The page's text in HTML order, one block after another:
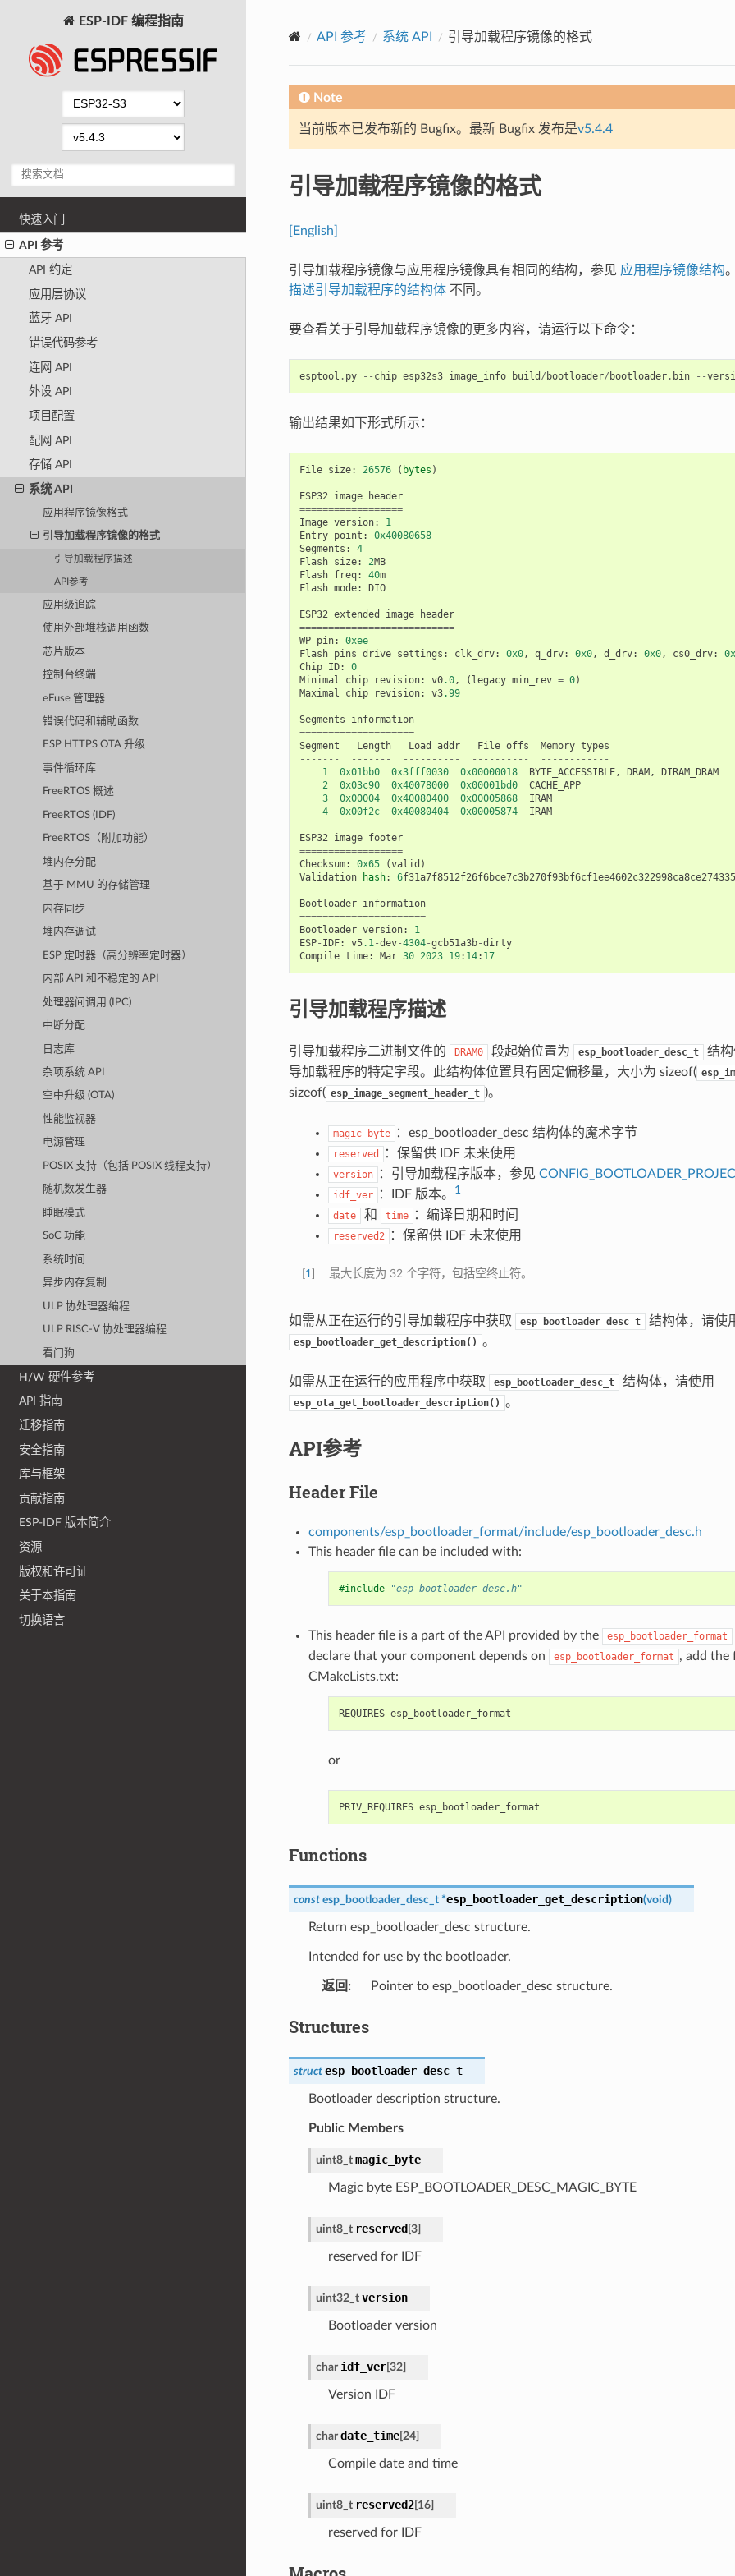
ESP-IDF 编程指南
快速入门
API 参考
API 约定
应用层协议
蓝牙 API
错误代码参考
连网 API
外设 API
项目配置
配网 API
存储 API
系统 API
应用程序镜像格式
引导加载程序镜像的格式
引导加载程序描述
API参考
应用级追踪
使用外部堆栈调用函数
芯片版本
控制台终端
eFuse 管理器
错误代码和辅助函数
ESP HTTPS OTA 升级
事件循环库
FreeRTOS 概述
FreeRTOS (IDF)
FreeRTOS（附加功能）
堆内存分配
基于 MMU 的存储管理
内存同步
堆内存调试
ESP 定时器（高分辨率定时器）
内部 API 和不稳定的 API
处理器间调用 (IPC)
中断分配
日志库
杂项系统 API
空中升级 (OTA)
性能监视器
电源管理
POSIX 支持（包括 POSIX 线程支持）
随机数发生器
睡眠模式
SoC 功能
系统时间
异步内存复制
ULP 协处理器编程
ULP RISC-V 协处理器编程
看门狗
H/W 硬件参考
API 指南
迁移指南
安全指南
库与框架
贡献指南
ESP-IDF 版本简介
资源
版权和许可证
关于本指南
切换语言
API 参考 系统 API 引导加载程序镜像的格式
Note
当前版本已发布新的 Bugfix。最新 Bugfix 发布是v5.4.4
引导加载程序镜像的格式
[English]
引导加载程序镜像与应用程序镜像具有相同的结构，参见 应用程序镜像结构
描述引导加载程序的结构体不同。
要查看关于引导加载程序镜像的更多内容，请运行以下命令：
esptool . py -- chip esp32s3 image_info build / bootloader/ bootloader. bin --
输出结果如下形式所示：
File size: 26576 ( bytes )
ESP32 image
header
==================
Image version:
1
Entry point :
0x40080658
Segments :
4
Flash size: 2MB
Flash freq: 40m
Flash mode: DIO
ESP32 extended image
header
===========================
WP pin:
0xee
Flash pins drive settings : clk_drv: 0x0, q_drv: 0x0, d_drv: 0x0, cs0_drv:
Chip ID:
0
Minimal
chip revision: v0.0, ( legacy min_rev = 0)
Maximal
chip revision: v3.99
Segments
information
====================
Segment
Length Load addr File offs Memory types
-------
------- ---------- ----------
------------
1
0x01bb0 0x3fff0030 0x00000018 BYTE_ACCESSIBLE, DRAM,
DIRAM_DRAM
2
0x03c90 0x40078000 0x00001bd0
CACHE_APP
3
0x00004 0x40080400 0x00005868
IRAM
4
0x00f2c 0x40080404 0x00005874 IRAM
ESP32 image footer
==================
Checksum: 0x65 (valid )
Validation
hash: 6
Bootloader information
======================
Bootloader version:
1
ESP- IDF: v5.1-dev-4304-gcb51a3b-dirty
Compile time: Mar 30 2023 19: 14: 17
引导加载程序描述
引导加载程序二进制文件的 DRAM0 段起始位置为 esp_bootloader_desc_t
结构
导加载程序的特定字段。此结构体位置具有固定偏移量，大小为 sizeof(
sizeof( esp_image_segment_header_t )。
magic_byte ：esp_bootloader_desc 结构体的魔术字节
reserved ：保留供 IDF 未来使用
version ：引导加载程序版本，参见
idf_ver ：IDF 版本。 1
date 和 time ：编译日期和时间
reserved2 ：保留供 IDF 未来使用
1 最大长度为 32 个字符，包括空终止符。
如需从正在运行的引导加载程序中获取 esp_bootloader_desc_t 结构体，请使
esp_bootloader_get_description() 。
如需从正在运行的应用程序中获取 esp_bootloader_desc_t 结构体，请使用
esp_ota_get_bootloader_description() 。
API参考
Header File
components/esp_bootloader_format/include/esp_bootloader_desc.h
This header file can be included with:
#include "esp_bootloader_desc.h"
This header file is a part of the API provided by the esp_bootloader_format
declare that your component depends on
esp_bootloader_format , add the
CMakeLists.txt:
or
Functions
const esp_bootloader_desc_t *esp_bootloader_get_description(void)
Return esp_bootloader_desc structure.
Intended for use by the bootloader.
返回 : Pointer to esp_bootloader_desc structure.
Structures
struct esp_bootloader_desc_t
Bootloader description structure.
Public Members
uint8_t magic_byte
Magic byte ESP_BOOTLOADER_DESC_MAGIC_BYTE
uint8_t reserved [3]
reserved for IDF
uint32_t version
Bootloader version
char idf_ver[32]
Version IDF
char date_time[24]
Compile date and time
uint8_t reserved2[16]
reserved for IDF